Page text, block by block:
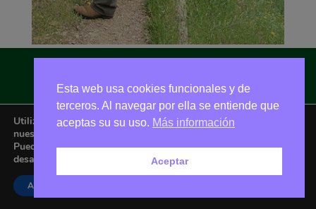
Asociación Amigos de La Adrada © 2026 - Email:
amigoslaadrada@gmail.com
Utilizamos cookies para ofrecerte la mejor experiencia en
nuestra web.
Puedes aprender más sobre qué cookies utilizamos o
desactivarlas en los
Aceptar
Esta web usa cookies funcionales y de
terceros. Al navegar por ella se entiende que
aceptas su su uso. Más información
Aceptar